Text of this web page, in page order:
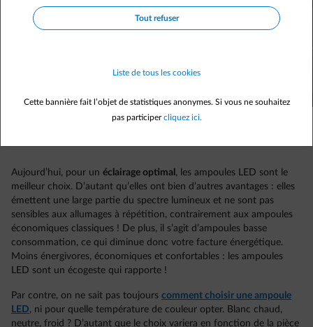
Aujourd’hui, pour un éclairage optimal , les ampoules LED sont le
meilleur choix. D’autant qu’elles ont bien d’autres avantages : elles
émettent une large partie du spectre lumineux et ne sont pas
sensibles aux allumages à répétition, contrairement aux ampoules
économiques classiques ! De plus, il s’agit d’ampoules basse
consommation, ce qui diminue donc votre facture énergétique.
Moins énergivores, économiques et confortables : les ampoules
LED sont un écogeste qui rapporte !
Par contre, on ne sait pas toujours comment choisir une ampoule
LED, ni pour quelle température de couleur opter. Blanc chaud,
neutre, froid ? D’autant que le choix variera en fonction de la pièce
Tout refuser
Liste de tous les cookies
Cette bannière fait l’objet de statistiques anonymes. Si vous ne souhaitez
pas participercliquez ici.